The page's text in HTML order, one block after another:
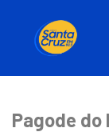
Pagode do